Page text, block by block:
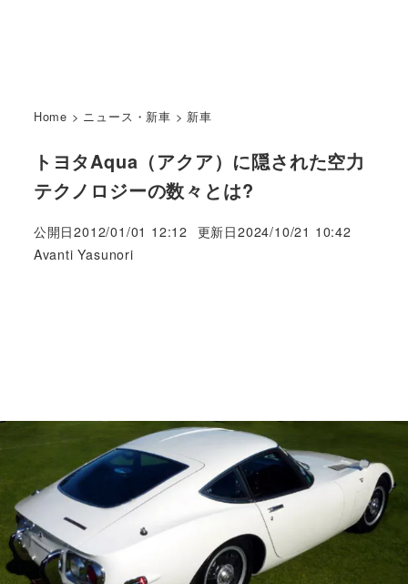
Home > ニュース・新車 > 新車
トヨタAqua（アクア）に隠された空力
テクノロジーの数々とは?
公開日2012/01/01 12:12 更新日2024/10/21 10:42
著
Avanti Yasunori